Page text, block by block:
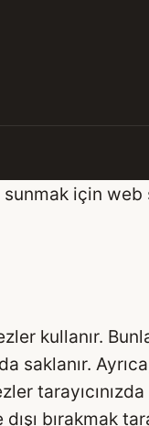
için
kullanır.
dışı bırakmak